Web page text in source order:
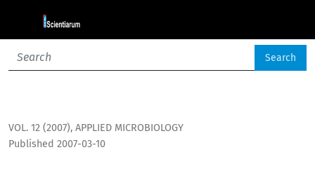
Search
VOL. 12 (2007), APPLIED MICROBIOLOGY
Published 2007-03-10